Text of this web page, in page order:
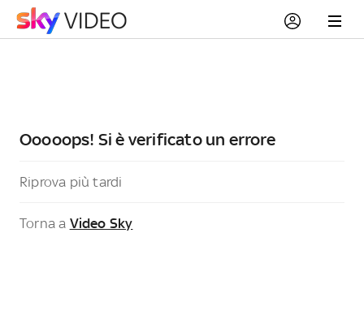
Ooooops! Si è verificato un errore
Riprova più tardi
Torna a Video Sky